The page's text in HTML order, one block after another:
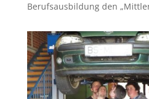
Berufsausbildung den